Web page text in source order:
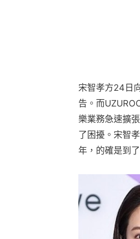
宋智孝方24日
告。而
樂業務急速擴
了困擾。宋智
年，的確是到